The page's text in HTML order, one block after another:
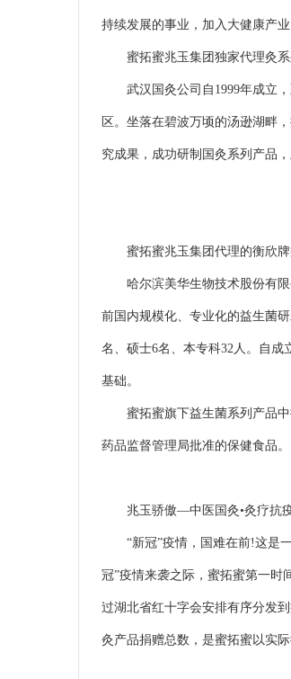
持续发展的事业，加入大健康产
蜜拓蜜兆玉集团独家代理灸系
武汉国灸公司自1999年成立，
区。坐落在碧波万顷的汤逊湖畔
究成果，成功研制国灸系列产品
蜜拓蜜兆玉集团代理的衡欣牌
哈尔滨美华生物技术股份有限
前国内规模化、专业化的益生菌
名、硕士6名、本专科32人。自
基础。
蜜拓蜜旗下益生菌系列产品中
药品监督管理局批准的保健食品。
兆玉骄傲—中医国灸•灸疗抗
“新冠”疫情，国难在前!这是一
冠”疫情来袭之际，蜜拓蜜第一时
过湖北省红十字会安排有序分发
灸产品捐赠总数，是蜜拓蜜以实际